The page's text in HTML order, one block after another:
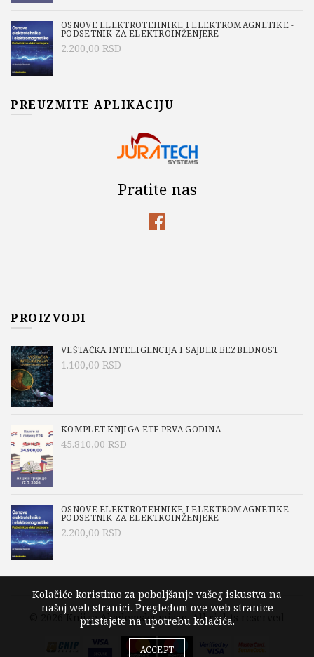
OSNOVE ELEKTROTEHNIKE I ELEKTROMAGNETIKE -
PODSETNIK ZA ELEKTROINŽENJERE
2.200,00 RSD
PREUZMITE APLIKACIJU
Pratite nas
PROIZVODI
VEŠTAČKA INTELIGENCIJA I SAJBER BEZBEDNOST
1.100,00 RSD
KOMPLET KNJIGA ETF PRVA GODINA
45.810,00 RSD
OSNOVE ELEKTROTEHNIKE I ELEKTROMAGNETIKE -
PODSETNIK ZA ELEKTROINŽENJERE
2.200,00 RSD
© 2026 Knjige Akademska misao. All rights reserved
Kolačiće koristimo za poboljšanje vašeg iskustva na
našoj web stranici. Pregledom ove web stranice
pristajete na upotrebu kolačića.
ACCEPT